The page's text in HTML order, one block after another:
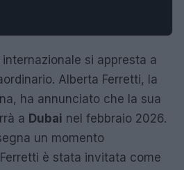
si appresta a
Alberta Ferretti, la
ha annunciato che la sua
a Dubai nel febbraio 2026.
un momento
è stata invitata come